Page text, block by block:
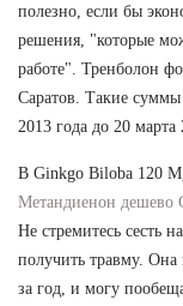
полезно, если бы
решения, "которые
работе". Тренболон
Саратов. Такие
2013 года до 20 марта
В Ginkgo Biloba 120
Метандиенон дешево
Не стремитесь сесть
получить травму. Она
за год, и могу